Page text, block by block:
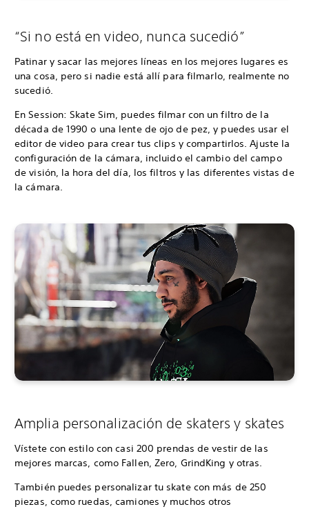
“Si no está en video, nunca sucedió”
Patinar y sacar las mejores líneas en los mejores lugares es
una cosa, pero si nadie está allí para filmarlo, realmente no
sucedió.
En Session: Skate Sim, puedes filmar con un filtro de la
década de 1990 o una lente de ojo de pez, y puedes usar el
editor de video para crear tus clips y compartirlos. Ajuste la
configuración de la cámara, incluido el cambio del campo
de visión, la hora del día, los filtros y las diferentes vistas de
la cámara.
Amplia personalización de skaters y skates
Vístete con estilo con casi 200 prendas de vestir de las
mejores marcas, como Fallen, Zero, GrindKing y otras.
También puedes personalizar tu skate con más de 250
piezas, como ruedas, camiones y muchos otros